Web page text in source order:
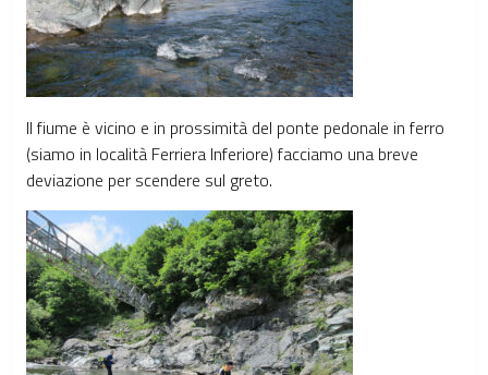
Il fiume è vicino e in prossimità del ponte pedonale in ferro
(siamo in località Ferriera Inferiore) facciamo una breve
deviazione per scendere sul greto.